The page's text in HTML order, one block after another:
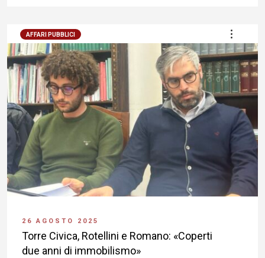
AFFARI PUBBLICI
26 AGOSTO 2025
Torre Civica, Rotellini e Romano: «Coperti
due anni di immobilismo»